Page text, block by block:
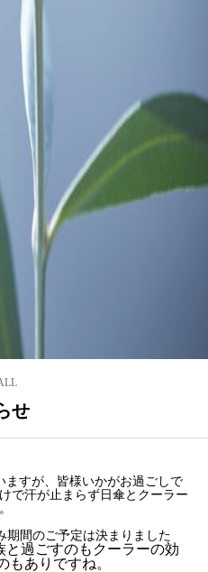
せ
ますが、皆様いかがお過ごしで
で汗が止まらず日傘とクーラー
期間のご予定は決まりました
と過ごすのもクーラーの効
もありですね。